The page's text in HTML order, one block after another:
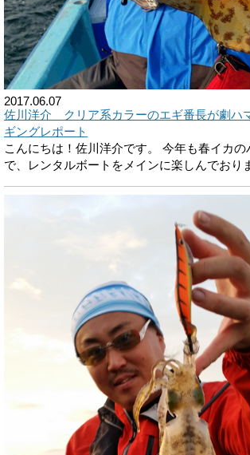
2017.06.07
佐川洋介 クリア系カラーのエギ番長が劇
ギングレポート
こんにちは！佐川洋介です。 今年も春イカ
で、レンタルボートをメインに楽しんでおり